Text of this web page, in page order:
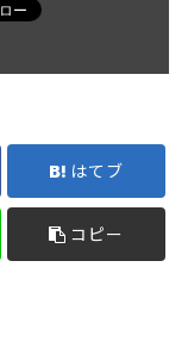
はてブ
コピー